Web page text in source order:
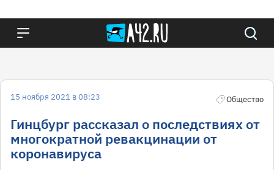
15 ноября 2021 в 08:23 Общество
Гинцбург рассказал о последствиях от
многократной ревакцинации от
коронавируса